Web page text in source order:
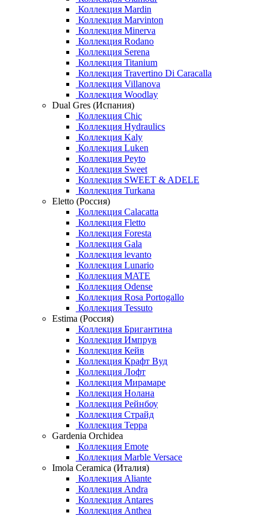
Коллекция Mardin
Коллекция Marvinton
Коллекция Minerva
Коллекция Rodano
Коллекция Serena
Коллекция Titanium
Коллекция Travertino Di Caracalla
Коллекция Villanova
Коллекция Woodlay
Dual Gres (Испания)
Коллекция Chic
Коллекция Hydraulics
Коллекция Kaly
Коллекция Luken
Коллекция Peyto
Коллекция Sweet
Коллекция SWEET & ADELE
Коллекция Turkana
Eletto (Россия)
Коллекция Calacatta
Коллекция Fletto
Коллекция Foresta
Коллекция Gala
Коллекция levanto
Коллекция Lunario
Коллекция MATE
Коллекция Odense
Коллекция Rosa Portogallo
Коллекция Tessuto
Estima (Россия)
Коллекция Бригантина
Коллекция Импрув
Коллекция Кейв
Коллекция Крафт Вуд
Коллекция Лофт
Коллекция Мирамаре
Коллекция Нолана
Коллекция Рейнбоу
Коллекция Страйд
Коллекция Терра
Gardenia Orchidea
Коллекция Emote
Коллекция Marble Versace
Imola Ceramica (Италия)
Коллекция Aliante
Коллекция Andra
Коллекция Antares
Коллекция Anthea